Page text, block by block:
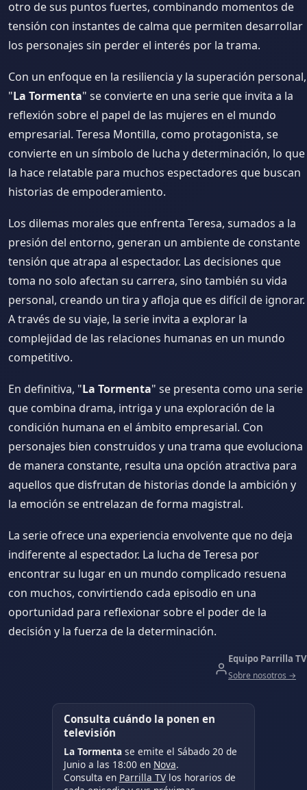
otro de sus puntos fuertes, combinando momentos de
tensión con instantes de calma que permiten desarrollar
los personajes sin perder el interés por la trama.
Con un enfoque en la resiliencia y la superación personal,
"La Tormenta" se convierte en una serie que invita a la
reflexión sobre el papel de las mujeres en el mundo
empresarial. Teresa Montilla, como protagonista, se
convierte en un símbolo de lucha y determinación, lo que
la hace relatable para muchos espectadores que buscan
historias de empoderamiento.
Los dilemas morales que enfrenta Teresa, sumados a la
presión del entorno, generan un ambiente de constante
tensión que atrapa al espectador. Las decisiones que
toma no solo afectan su carrera, sino también su vida
personal, creando un tira y afloja que es difícil de ignorar.
A través de su viaje, la serie invita a explorar la
complejidad de las relaciones humanas en un mundo
competitivo.
En definitiva, "La Tormenta" se presenta como una serie
que combina drama, intriga y una exploración de la
condición humana en el ámbito empresarial. Con
personajes bien construidos y una trama que evoluciona
de manera constante, resulta una opción atractiva para
aquellos que disfrutan de historias donde la ambición y
la emoción se entrelazan de forma magistral.
La serie ofrece una experiencia envolvente que no deja
indiferente al espectador. La lucha de Teresa por
encontrar su lugar en un mundo complicado resuena
con muchos, convirtiendo cada episodio en una
oportunidad para reflexionar sobre el poder de la
decisión y la fuerza de la determinación.
Equipo Parrilla TV
Sobre nosotros →
Consulta cuándo la ponen en
televisión
La Tormentase emite el Sábado 20 de
Junio a las 18:00 en Nova.
Consulta en Parrilla TVlos horarios de